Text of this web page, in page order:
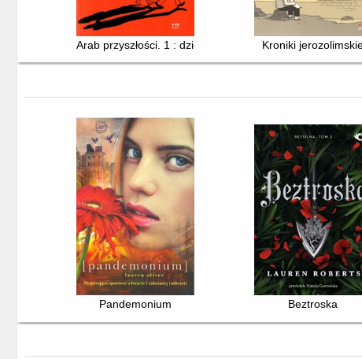
Arab przyszłości. 1 : dzieciństwo na Bliskim Wschodzie
Kroniki
Pandemonium Beztroska